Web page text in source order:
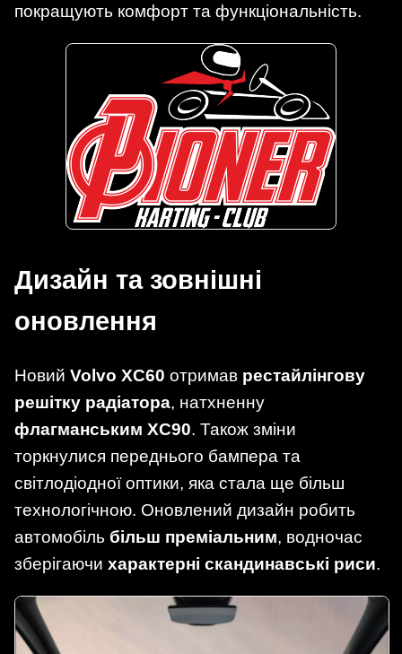
покращують комфорт та функціональність.
Дизайн та зовнішні
оновлення
Новий Volvo XC60 отримав рестайлінгову
решітку радіатора, натхненну
флагманським XC90. Також зміни
торкнулися переднього бампера та
світлодіодної оптики, яка стала ще більш
технологічною. Оновлений дизайн робить
автомобіль більш преміальним, водночас
зберігаючи характерні скандинавські риси.